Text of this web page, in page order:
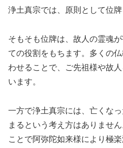
浄土真宗では、原則として位牌
そもそも位牌は、故人の霊魂
ての役割をもちます。多くの
わせることで、ご先祖様や故
います。
一方で浄土真宗には、亡くな
まるという考え方はありませ
ことで阿弥陀如来様により極